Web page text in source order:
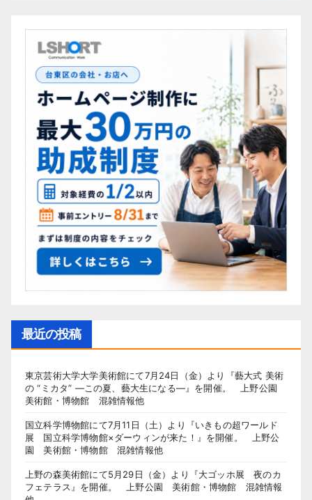
最近の投稿
東京芸術大学大学美術館にて7月24日（金）より『藝大式 美術
の “ミカタ” ―この夏、藝大生になる―』を開催。 上野公園
美術館・博物館 混雑情報他
国立科学博物館にて7月11日（土）より『いきもの超ワールド
展 国立科学博物館×ダーウィンが来た！』を開催。 上野公
園 美術館・博物館 混雑情報他
上野の森美術館にて5月29日（金）より『大ゴッホ展 夜のカ
フェテラス』を開催。 上野公園 美術館・博物館 混雑情報